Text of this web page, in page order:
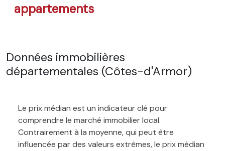
appartements
Données immobilières
départementales (Côtes-d'Armor)
Le prix médian est un indicateur clé pour
comprendre le marché immobilier local.
Contrairement à la moyenne, qui peut être
influencée par des valeurs extrêmes, le prix médian